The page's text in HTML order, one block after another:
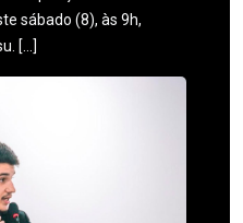
sábado (8), às 9h,
[…]